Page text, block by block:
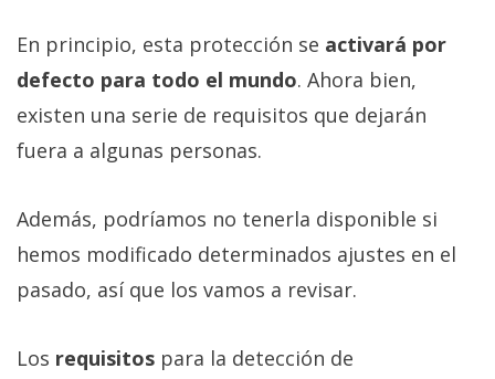
En principio, esta protección se activará por
defecto para todo el mundo. Ahora bien,
existen una serie de requisitos que dejarán
fuera a algunas personas.
Además, podríamos no tenerla disponible si
hemos modificado determinados ajustes en el
pasado, así que los vamos a revisar.
Los requisitos para la detección de